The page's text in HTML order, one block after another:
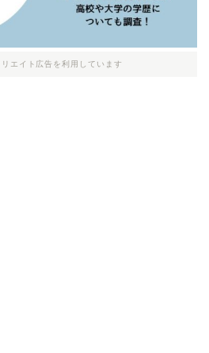
エイト広告を利用しています